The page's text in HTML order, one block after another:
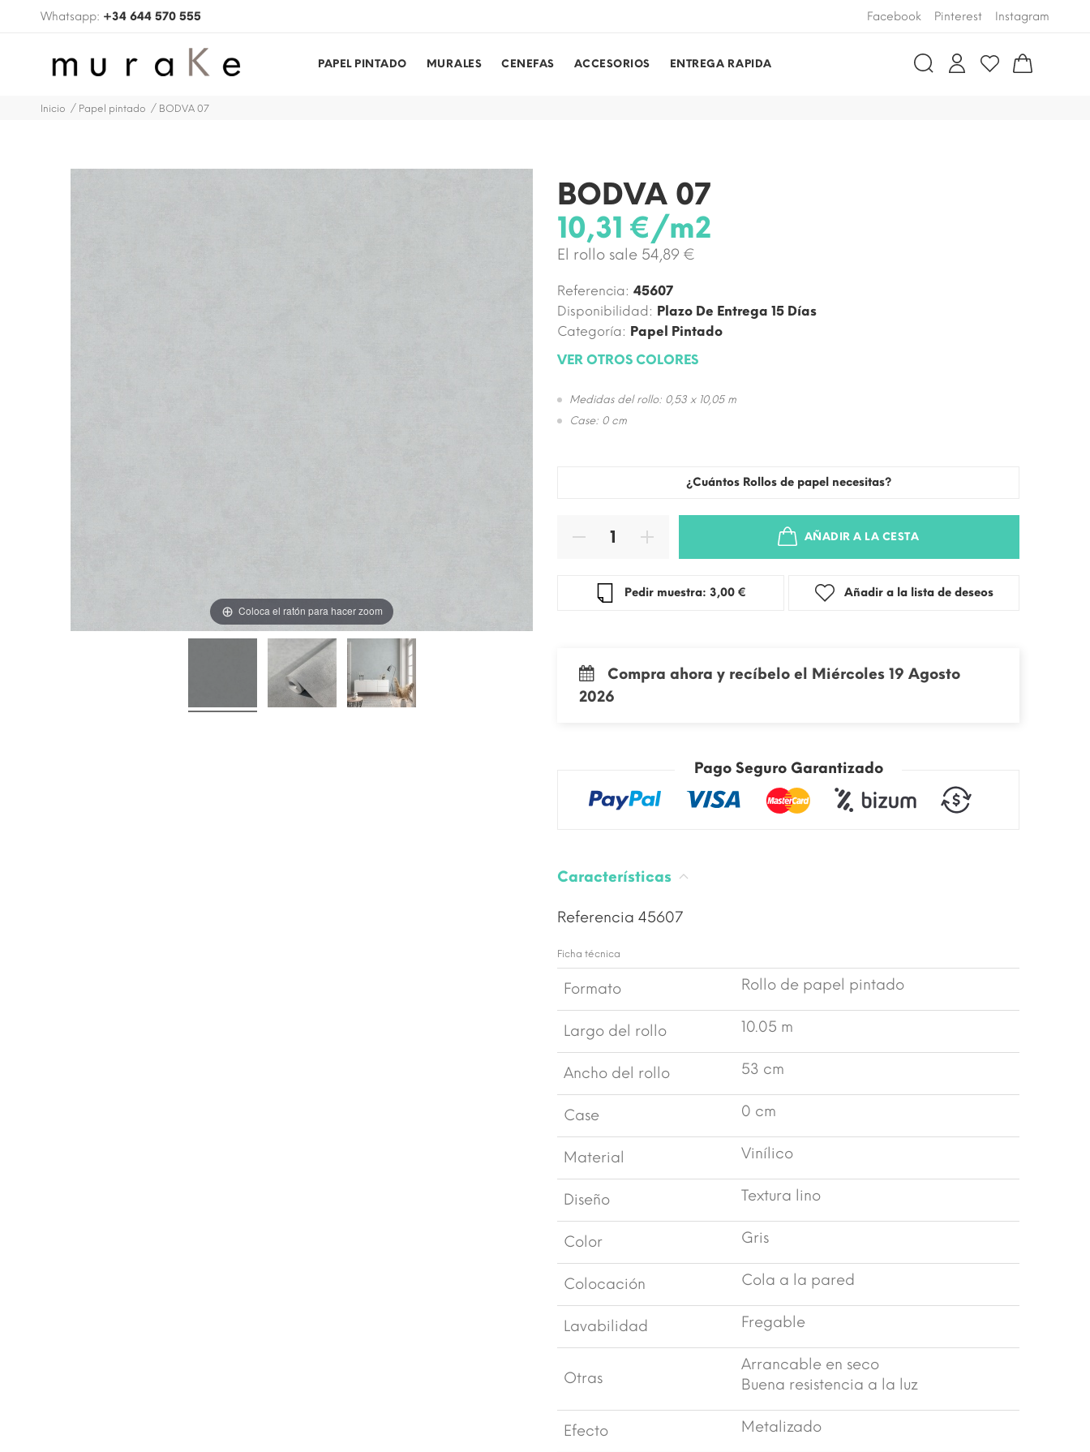
Whatsapp: +34 644 570 555 Facebook Pinterest Instagram
PAPEL PINTADO MURALES CENEFAS ACCESORIOS ENTREGA RAPIDA
Inicio Papel pintado BODVA 07
Coloca el ratón para hacer zoom
BODVA 07
10,31 €/m2
El rollo sale 54,89 €
Referencia: 45607
Disponibilidad: Plazo De Entrega 15 Días
Categoría: Papel Pintado
VER OTROS COLORES
Medidas del rollo: 0,53 x 10,05 m
Case: 0 cm
¿Cuántos Rollos de papel necesitas?
AÑADIR A LA CESTA
Pedir muestra: 3,00 € Añadir a la lista de deseos
Compra ahora y recíbelo el Miércoles 19 Agosto
2026
Pago Seguro Garantizado
Características
Referencia 45607
Ficha técnica
Formato Rollo de papel pintado
Largo del rollo 10.05 m
Ancho del rollo 53 cm
Case 0 cm
Material Vinílico
Diseño Textura lino
Color Gris
Colocación Cola a la pared
Lavabilidad Fregable
Otras
Arrancable en seco
Buena resistencia a la luz
Efecto Metalizado